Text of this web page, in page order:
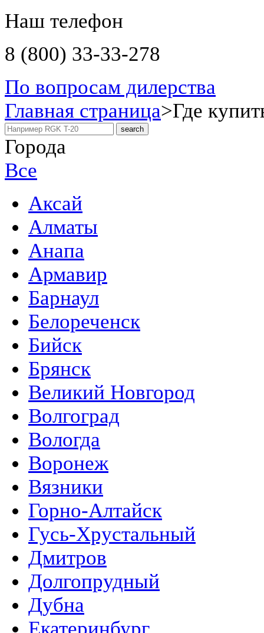
Наш телефон
8 (800) 33-33-278
По вопросам дилерства
Главная страница>Где
Города
Все
Аксай
Алматы
Анапа
Армавир
Барнаул
Белореченск
Бийск
Брянск
Великий Новгород
Волгоград
Вологда
Воронеж
Вязники
Горно-Алтайск
Гусь-Хрустальный
Дмитров
Долгопрудный
Дубна